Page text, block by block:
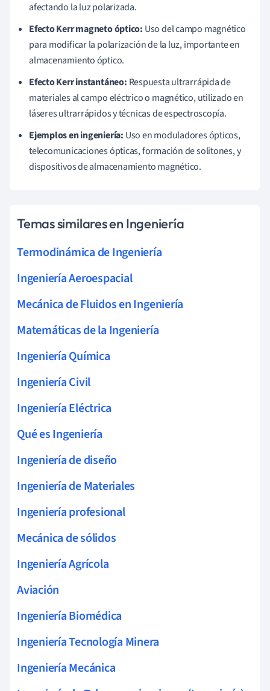
afectando la luz polarizada.
Efecto Kerr magneto óptico: Uso del campo magnético
para modificar la polarización de la luz, importante en
almacenamiento óptico.
Efecto Kerr instantáneo: Respuesta ultrarrápida de
materiales al campo eléctrico o magnético, utilizado en
láseres ultrarrápidos y técnicas de espectroscopía.
Ejemplos en ingeniería: Uso en moduladores ópticos,
telecomunicaciones ópticas, formación de solitones, y
dispositivos de almacenamiento magnético.
Temas similares en Ingeniería
Termodinámica de Ingeniería
Ingeniería Aeroespacial
Mecánica de Fluidos en Ingeniería
Matemáticas de la Ingeniería
Ingeniería Química
Ingeniería Civil
Ingeniería Eléctrica
Qué es Ingeniería
Ingeniería de diseño
Ingeniería de Materiales
Ingeniería profesional
Mecánica de sólidos
Ingeniería Agrícola
Aviación
Ingeniería Biomédica
Ingeniería Tecnología Minera
Ingeniería Mecánica